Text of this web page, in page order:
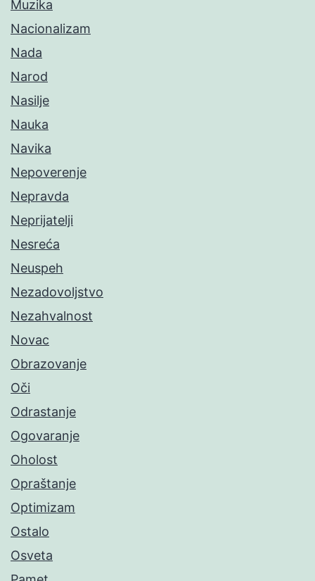
Muzika
Nacionalizam
Nada
Narod
Nasilje
Nauka
Navika
Nepoverenje
Nepravda
Neprijatelji
Nesreća
Neuspeh
Nezadovoljstvo
Nezahvalnost
Novac
Obrazovanje
Oči
Odrastanje
Ogovaranje
Oholost
Opraštanje
Optimizam
Ostalo
Osveta